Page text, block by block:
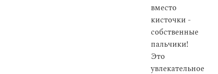
вместо
кисточки -
собственные
пальчики!
Это
увлекательное